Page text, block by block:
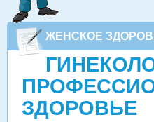
ЖЕНСКОЕ
ЗДОРОВЬЕ